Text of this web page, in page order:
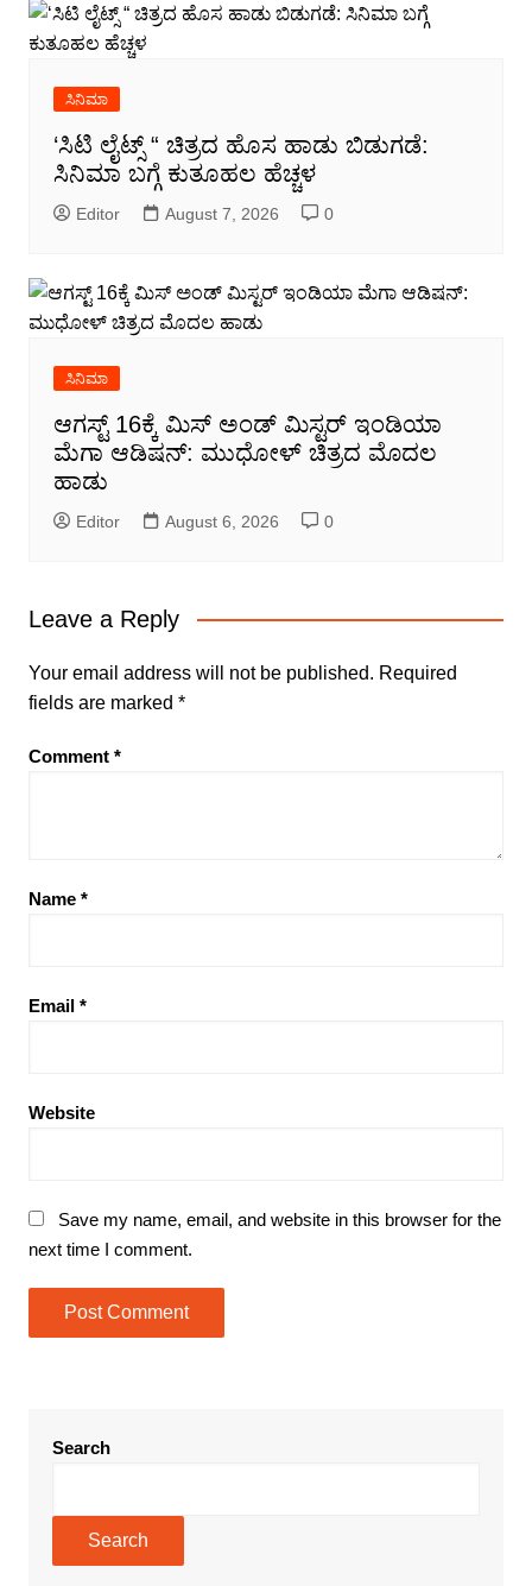
ಸಿನಿಮಾ
‘ಸಿಟಿ ಲೈಟ್ಸ್ “ ಚಿತ್ರದ ಹೊಸ ಹಾಡು ಬಿಡುಗಡೆ:
ಸಿನಿಮಾ ಬಗ್ಗೆ ಕುತೂಹಲ ಹೆಚ್ಚಳ
Editor August 7, 2026 0
ಸಿನಿಮಾ
ಆಗಸ್ಟ್ 16ಕ್ಕೆ ಮಿಸ್ ಅಂಡ್ ಮಿಸ್ಟರ್ ಇಂಡಿಯಾ
ಮೆಗಾ ಆಡಿಷನ್: ಮುಧೋಳ್ ಚಿತ್ರದ ಮೊದಲ
ಹಾಡು
Editor August 6, 2026 0
Leave a Reply
Your email address will not be published. Required
fields are marked *
Comment *
Name *
Email *
Website
Save my name, email, and website in this browser for the
next time I comment.
Search
Search